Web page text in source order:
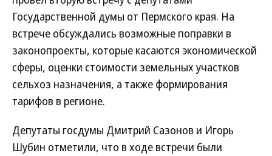
Государственной думы от Пермского края. На
встрече обсуждались возможные поправки в
законопроекты, которые касаются экономической
сферы, оценки стоимости земельных участков
сельхоз назначения, а также формирования
тарифов в регионе.
Депутаты госдумы Дмитрий Сазонов и Игорь
Шубин отметили, что в ходе встречи были